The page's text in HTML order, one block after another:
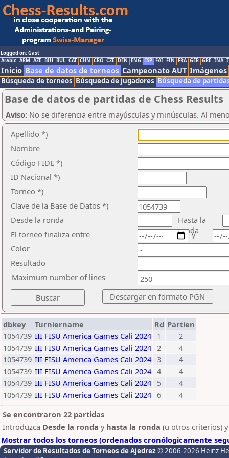
Logged on: Gast
Arabic ARM AZE BIH BUL CAT CHN CRO CZE DEN ENG ESP FAI FIN FRA GER GRE INA
Inicio Base de datos de torneos Campeonato AUT Imágenes
Búsqueda de torneos Búsqueda de jugadores Búsqueda de
Base de datos de partidas de Chess Results
Aviso: No se diferencia entre mayúsculas y minúsculas. Al
Apellido *)
Nombre
Código FIDE *)
ID Nacional *)
Torneo *)
Clave de la Base de Datos *)
Desde la ronda
Hasta la
ronda
El torneo finaliza entre
Color
Resultado
y
Maximum number of lines
dbkey Turniername Rd Partien
1054739 III FISU America Games Cali 2024 1
2
1054739 III FISU America Games Cali 2024 2
4
1054739 III FISU America Games Cali 2024 3
4
1054739 III FISU America Games Cali 2024 4
4
1054739 III FISU America Games Cali 2024 5
4
1054739 III FISU America Games Cali 2024 6
4
Se encontraron 22 partidas
Introduzca Desde la ronda y hasta la ronda (u otros criterios)
Mostrar todos los torneos (ordenados cronólogicamente
Servidor de Resultados de Torneos de Ajedrez © 2006-2026 Heinz